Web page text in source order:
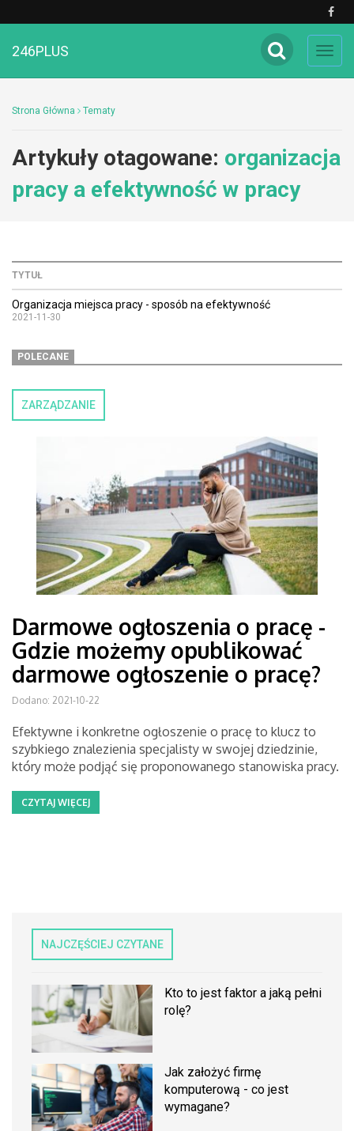
246PLUS
Strona Główna Tematy
Artykuły otagowane: organizacja
pracy a efektywność w pracy
TYTUŁ
Organizacja miejsca pracy - sposób na efektywność
2021-11-30
POLECANE
ZARZĄDZANIE
Darmowe ogłoszenia o pracę -
Gdzie możemy opublikować
darmowe ogłoszenie o pracę?
Dodano: 2021-10-22
Efektywne i konkretne ogłoszenie o pracę to klucz to
szybkiego znalezienia specjalisty w swojej dziedzinie,
który może podjąć się proponowanego stanowiska pracy.
CZYTAJ WIĘCEJ
NAJCZĘŚCIEJ CZYTANE
Kto to jest faktor a jaką pełni
rolę?
Jak założyć firmę
komputerową - co jest
wymagane?